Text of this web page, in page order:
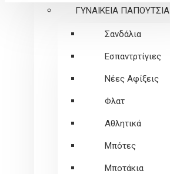
ΓΥΝΑΙΚΕΙΑ ΠΑΠΟΥΤΣΙΑ
Σανδάλια
Εσπαντρτίγιες
Νέες Αφίξεις
Φλατ
Αθλητικά
Μπότες
Μποτάκια